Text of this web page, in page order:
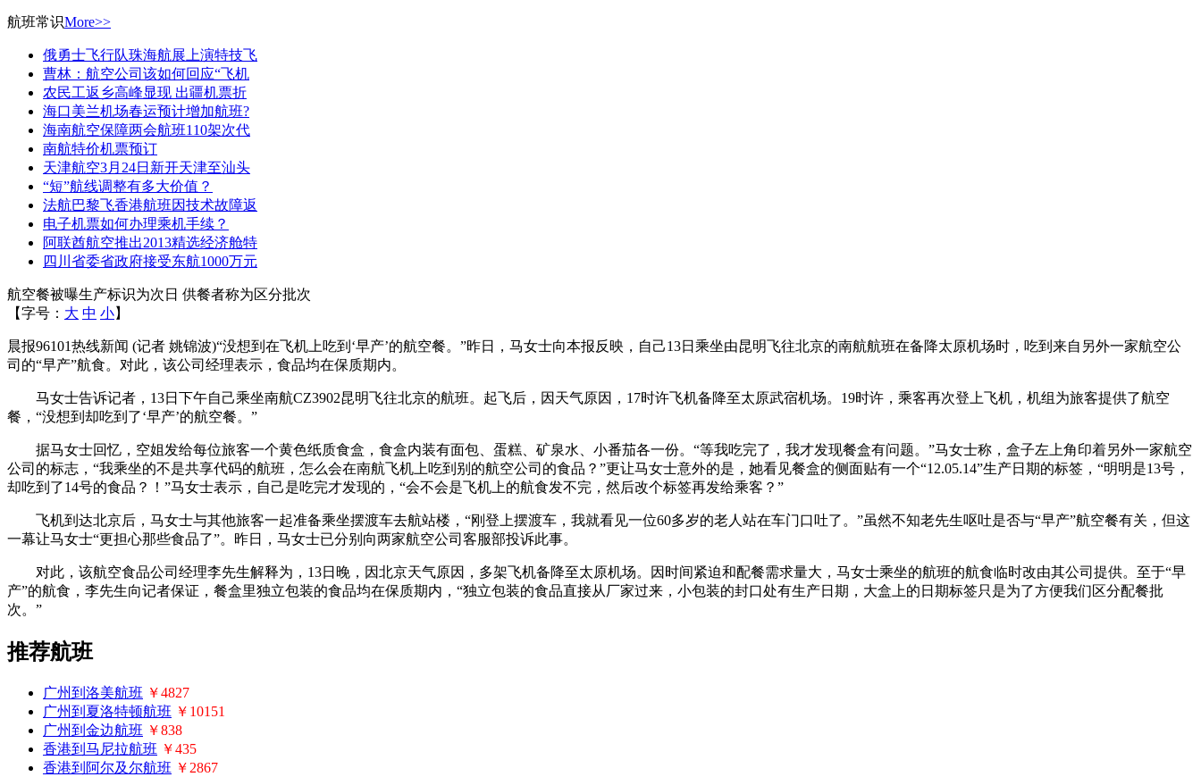
航班常识More>>
俄勇士飞行队珠海航展上演特技飞
曹林：航空公司该如何回应“飞机
农民工返乡高峰显现 出疆机票折
海口美兰机场春运预计增加航班?
海南航空保障两会航班110架次代
南航特价机票预订
天津航空3月24日新开天津至汕头
“短”航线调整有多大价值？
法航巴黎飞香港航班因技术故障返
电子机票如何办理乘机手续？
阿联酋航空推出2013精选经济舱特
四川省委省政府接受东航1000万元
航空餐被曝生产标识为次日 供餐者称为区分批次
【字号： 大 中 小】
晨报96101热线新闻 (记者 姚锦波)“没想到在飞机上吃到‘早产’的航空餐。”昨日，马女士向本报反映，自己13日乘坐由昆明飞往北京的南航航班在备降太原机场时，吃到来自另外一家航空公
司的“早产”航食。对此，该公司经理表示，食品均在保质期内。
马女士告诉记者，13日下午自己乘坐南航CZ3902昆明飞往北京的航班。起飞后，因天气原因，17时许飞机备降至太原武宿机场。19时许，乘客再次登上飞机，机组为旅客提供了航空
餐，“没想到却吃到了‘早产’的航空餐。”
据马女士回忆，空姐发给每位旅客一个黄色纸质食盒，食盒内装有面包、蛋糕、矿泉水、小番茄各一份。“等我吃完了，我才发现餐盒有问题。”马女士称，盒子左上角印着另外一家航空
公司的标志，“我乘坐的不是共享代码的航班，怎么会在南航飞机上吃到别的航空公司的食品？”更让马女士意外的是，她看见餐盒的侧面贴有一个“12.05.14”生产日期的标签，“明明是13号，
却吃到了14号的食品？！”马女士表示，自己是吃完才发现的，“会不会是飞机上的航食发不完，然后改个标签再发给乘客？”
飞机到达北京后，马女士与其他旅客一起准备乘坐摆渡车去航站楼，“刚登上摆渡车，我就看见一位60多岁的老人站在车门口吐了。”虽然不知老先生呕吐是否与“早产”航空餐有关，但这
一幕让马女士“更担心那些食品了”。昨日，马女士已分别向两家航空公司客服部投诉此事。
对此，该航空食品公司经理李先生解释为，13日晚，因北京天气原因，多架飞机备降至太原机场。因时间紧迫和配餐需求量大，马女士乘坐的航班的航食临时改由其公司提供。至于“早
产”的航食，李先生向记者保证，餐盒里独立包装的食品均在保质期内，“独立包装的食品直接从厂家过来，小包装的封口处有生产日期，大盒上的日期标签只是为了方便我们区分配餐批
次。”
推荐航班
广州到洛美航班 ￥4827
广州到夏洛特顿航班 ￥10151
广州到金边航班 ￥838
香港到马尼拉航班 ￥435
香港到阿尔及尔航班 ￥2867